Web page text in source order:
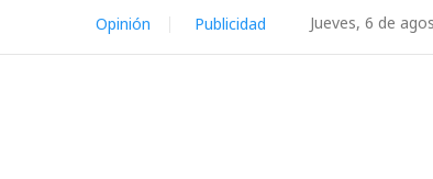
content
Jueves, 6 de
Opinión Publicidad